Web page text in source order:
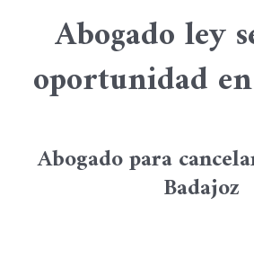
Abogado ley
oportunidad
Abogado para
Badajoz